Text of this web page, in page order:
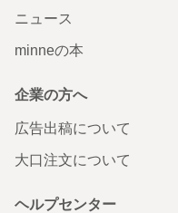
ニュース
minneの本
企業の方へ
広告出稿について
大口注文について
ヘルプセンター